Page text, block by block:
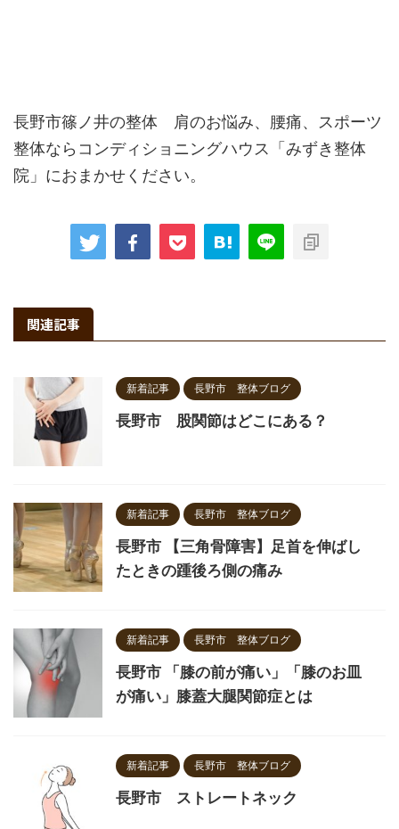
長野市篠ノ井の整体 肩のお悩み、腰痛、スポーツ
整体ならコンディショニングハウス「みずき整体
院」におまかせください。
関連記事
新着記事 長野市 整体ブログ
長野市 股関節はどこにある？
新着記事 長野市 整体ブログ
長野市 【三角骨障害】足首を伸ばし
たときの踵後ろ側の痛み
新着記事 長野市 整体ブログ
長野市 「膝の前が痛い」「膝のお皿
が痛い」膝蓋大腿関節症とは
新着記事 長野市 整体ブログ
長野市 ストレートネック